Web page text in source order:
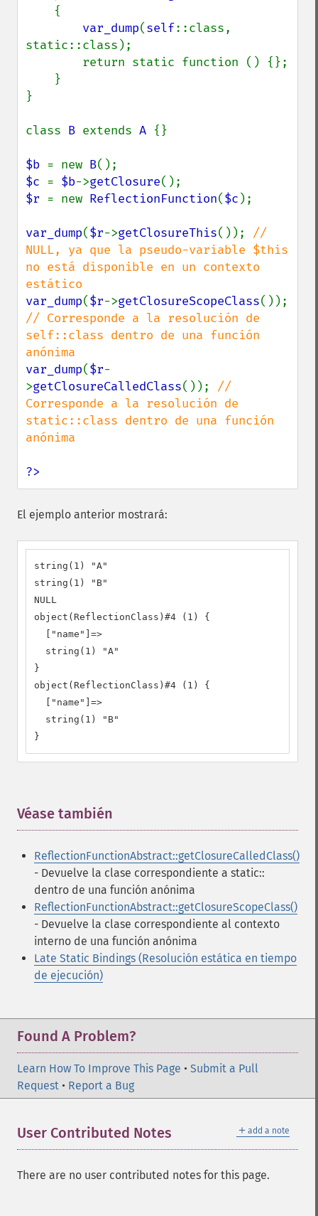
var_dump(self::class,
static::class);
}
class B extends A {}
$b = new B
$c = $b->getClosure
$r = new ReflectionFunction($c );
var_dump($r->getClosureThis()); //
NULL, ya que la pseudo-variable $this
no está disponible en un contexto
var_dump($r->getClosureScopeClass
// Corresponde a la resolución de
self::class dentro de una función
var_dump($r-
>getClosureCalledClass()); //
Corresponde a la resolución de
static::class dentro de una función
anónima
?>
El ejemplo anterior mostrará:
string(1) "A"
string(1) "B"
NULL
object(ReflectionClass)#4 (1) {
  ["name"]=>
  string(1) "A"
}
object(ReflectionClass)#4 (1) {
  ["name"]=>
  string(1) "B"
}
Véase también
ReflectionFunctionAbstract::getClosureCalledClass()
- Devuelve la clase correspondiente a static::
dentro de una función anónima
ReflectionFunctionAbstract::getClosureScopeClass()
- Devuelve la clase correspondiente al contexto
interno de una función anónima
Late Static Bindings (Resolución estática en tiempo
de ejecución)
Found A Problem?
Learn How To Improve This Page • Submit a Pull
Request • Report a Bug
＋ add a note
User Contributed Notes
There are no user contributed notes for this page.